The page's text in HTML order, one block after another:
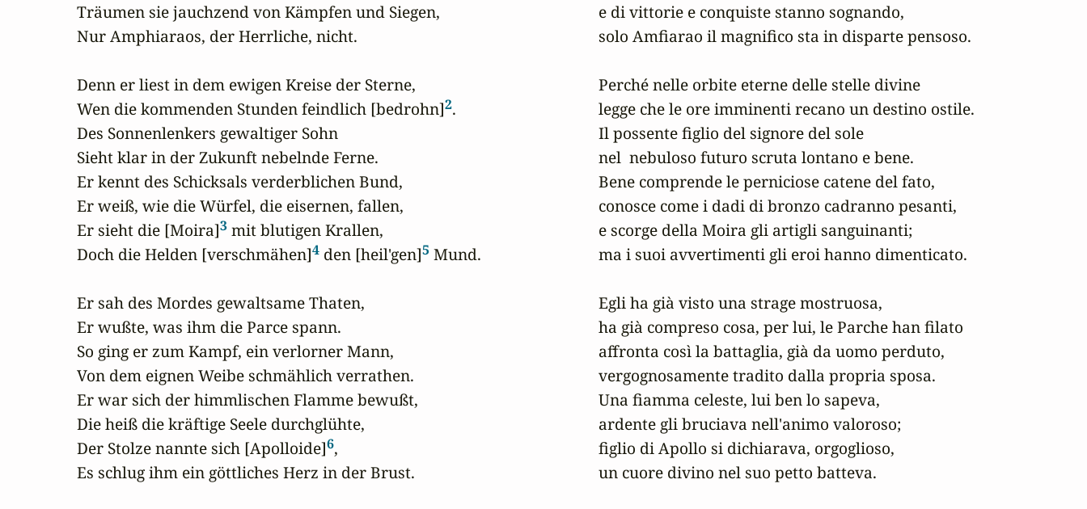
Träumen sie jauchzend von Kämpfen und Siegen,
Nur Amphiaraos, der Herrliche, nicht.
Denn er liest in dem ewigen Kreise der Sterne,
Wen die kommenden Stunden feindlich [bedrohn]2.
Des Sonnenlenkers gewaltiger Sohn
Sieht klar in der Zukunft nebelnde Ferne.
Er kennt des Schicksals verderblichen Bund,
Er weiß, wie die Würfel, die eisernen, fallen,
Er sieht die [Moira]3 mit blutigen Krallen,
Doch die Helden [verschmähen]4 den [heil'gen]5 Mund.
Er sah des Mordes gewaltsame Thaten,
Er wußte, was ihm die Parce spann.
So ging er zum Kampf, ein verlorner Mann,
Von dem eignen Weibe schmählich verrathen.
Er war sich der himmlischen Flamme bewußt,
Die heiß die kräftige Seele durchglühte,
Der Stolze nannte sich [Apolloide]6,
Es schlug ihm ein göttliches Herz in der Brust.
e di vittorie e conquiste stanno sognando,
solo Amfiarao il magnifico sta in disparte pensoso.
Perché nelle orbite eterne delle stelle divine
legge che le ore imminenti recano un destino ostile.
Il possente figlio del signore del sole
nel  nebuloso futuro scruta lontano e bene.
Bene comprende le perniciose catene del fato,
conosce come i dadi di bronzo cadranno pesanti,
e scorge della Moira gli artigli sanguinanti;
ma i suoi avvertimenti gli eroi hanno dimenticato.
Egli ha già visto una strage mostruosa,
ha già compreso cosa, per lui, le Parche han filato
affronta così la battaglia, già da uomo perduto,
vergognosamente tradito dalla propria sposa.
Una fiamma celeste, lui ben lo sapeva,
ardente gli bruciava nell'animo valoroso;
figlio di Apollo si dichiarava, orgoglioso,
un cuore divino nel suo petto batteva.